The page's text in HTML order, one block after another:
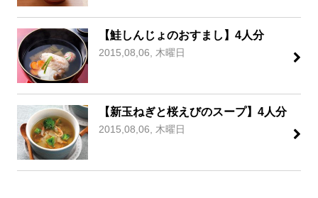
【鮭しんじょのおすまし】4人分
2015,08,06, 木曜日
【新玉ねぎと桜えびのスープ】4人分
2015,08,06, 木曜日